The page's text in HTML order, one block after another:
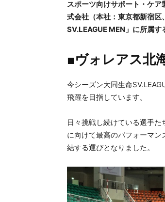
スポーツ向けサポート・ケ
式会社（本社：東京都新宿
SV.LEAGUE MEN」に所属す
■ヴォレアス北
今シーズン大同生命
飛躍を目指しています。
日々挑戦し続けている選手
に向けて最高のパフォーマ
結する運びとなりました。